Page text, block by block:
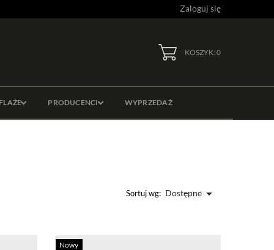
Zaloguj się
KOSZYK: 0
PRODUCENCI WYPRZEDAŻ
Sortuj wg: Dostępne 
Nowy